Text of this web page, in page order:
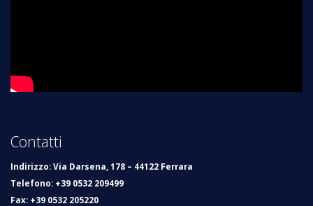
Contatti
Indirizzo: Via Darsena, 178 – 44122 Ferrara
Telefono: +39 0532 209499
Fax: +39 0532 205220